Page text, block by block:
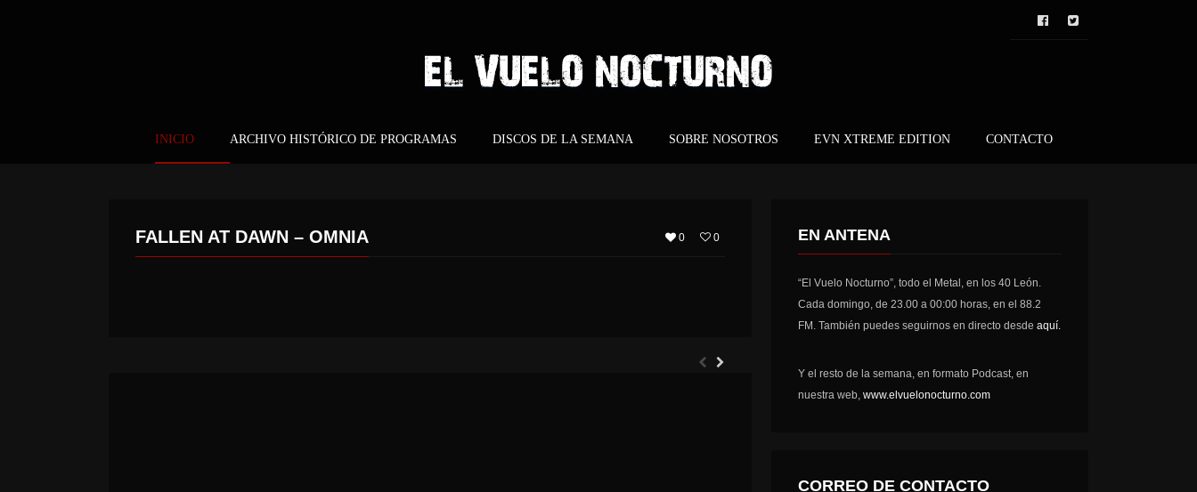
INICIO ARCHIVO HISTÓRICO DE PROGRAMAS DISCOS DE LA SEMANA SOBRE NOSOTROS EVN XTREME EDITION CONTACTO
0 0
FALLEN AT DAWN – OMNIA EN ANTENA
“El Vuelo Nocturno”, todo el Metal, en los 40 León.
Cada domingo, de 23.00 a 00:00 horas, en el 88.2
FM. También puedes seguirnos en directo desdeaquí.
Y el resto de la semana, en formato Podcast, en
nuestra web,www.elvuelonocturno.com
CORREO DE CONTACTO